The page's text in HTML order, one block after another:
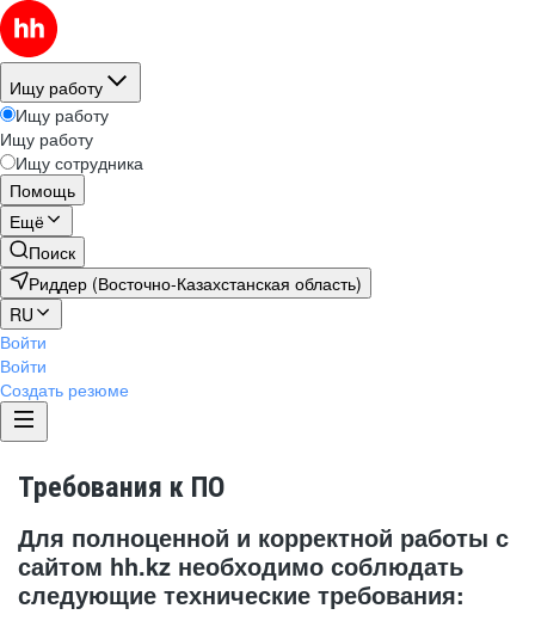
Ищу работу
Ищу работу
Ищу работу
Ищу сотрудника
Помощь
Ещё
Поиск
Риддер (Восточно-Казахстанская область)
RU
Войти
Войти
Создать резюме
Требования к ПО
Для полноценной и корректной работы с
сайтом hh.kz необходимо соблюдать
следующие технические требования: